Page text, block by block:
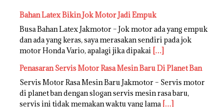
Bahan Latex Bikin Jok Motor Jadi Empuk
Busa Bahan Latex Jakmotor – Jok motor ada yang empuk
dan ada yang keras, saya merasakan sendiri pada jok
motor Honda Vario, apalagi jika dipakai […]
Penasaran Servis Motor Rasa Mesin Baru Di Planet Ban
Servis Motor Rasa Mesin Baru Jakmotor – Servis motor
di planet ban dengan slogan servis mesin rasa baru,
servis ini tidak memakan waktu yang lama […]